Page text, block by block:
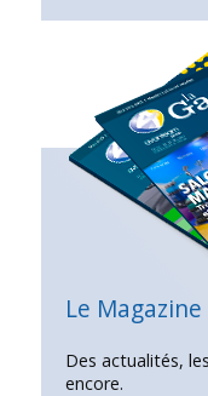
Le Magazine
Des actualités,
encore.